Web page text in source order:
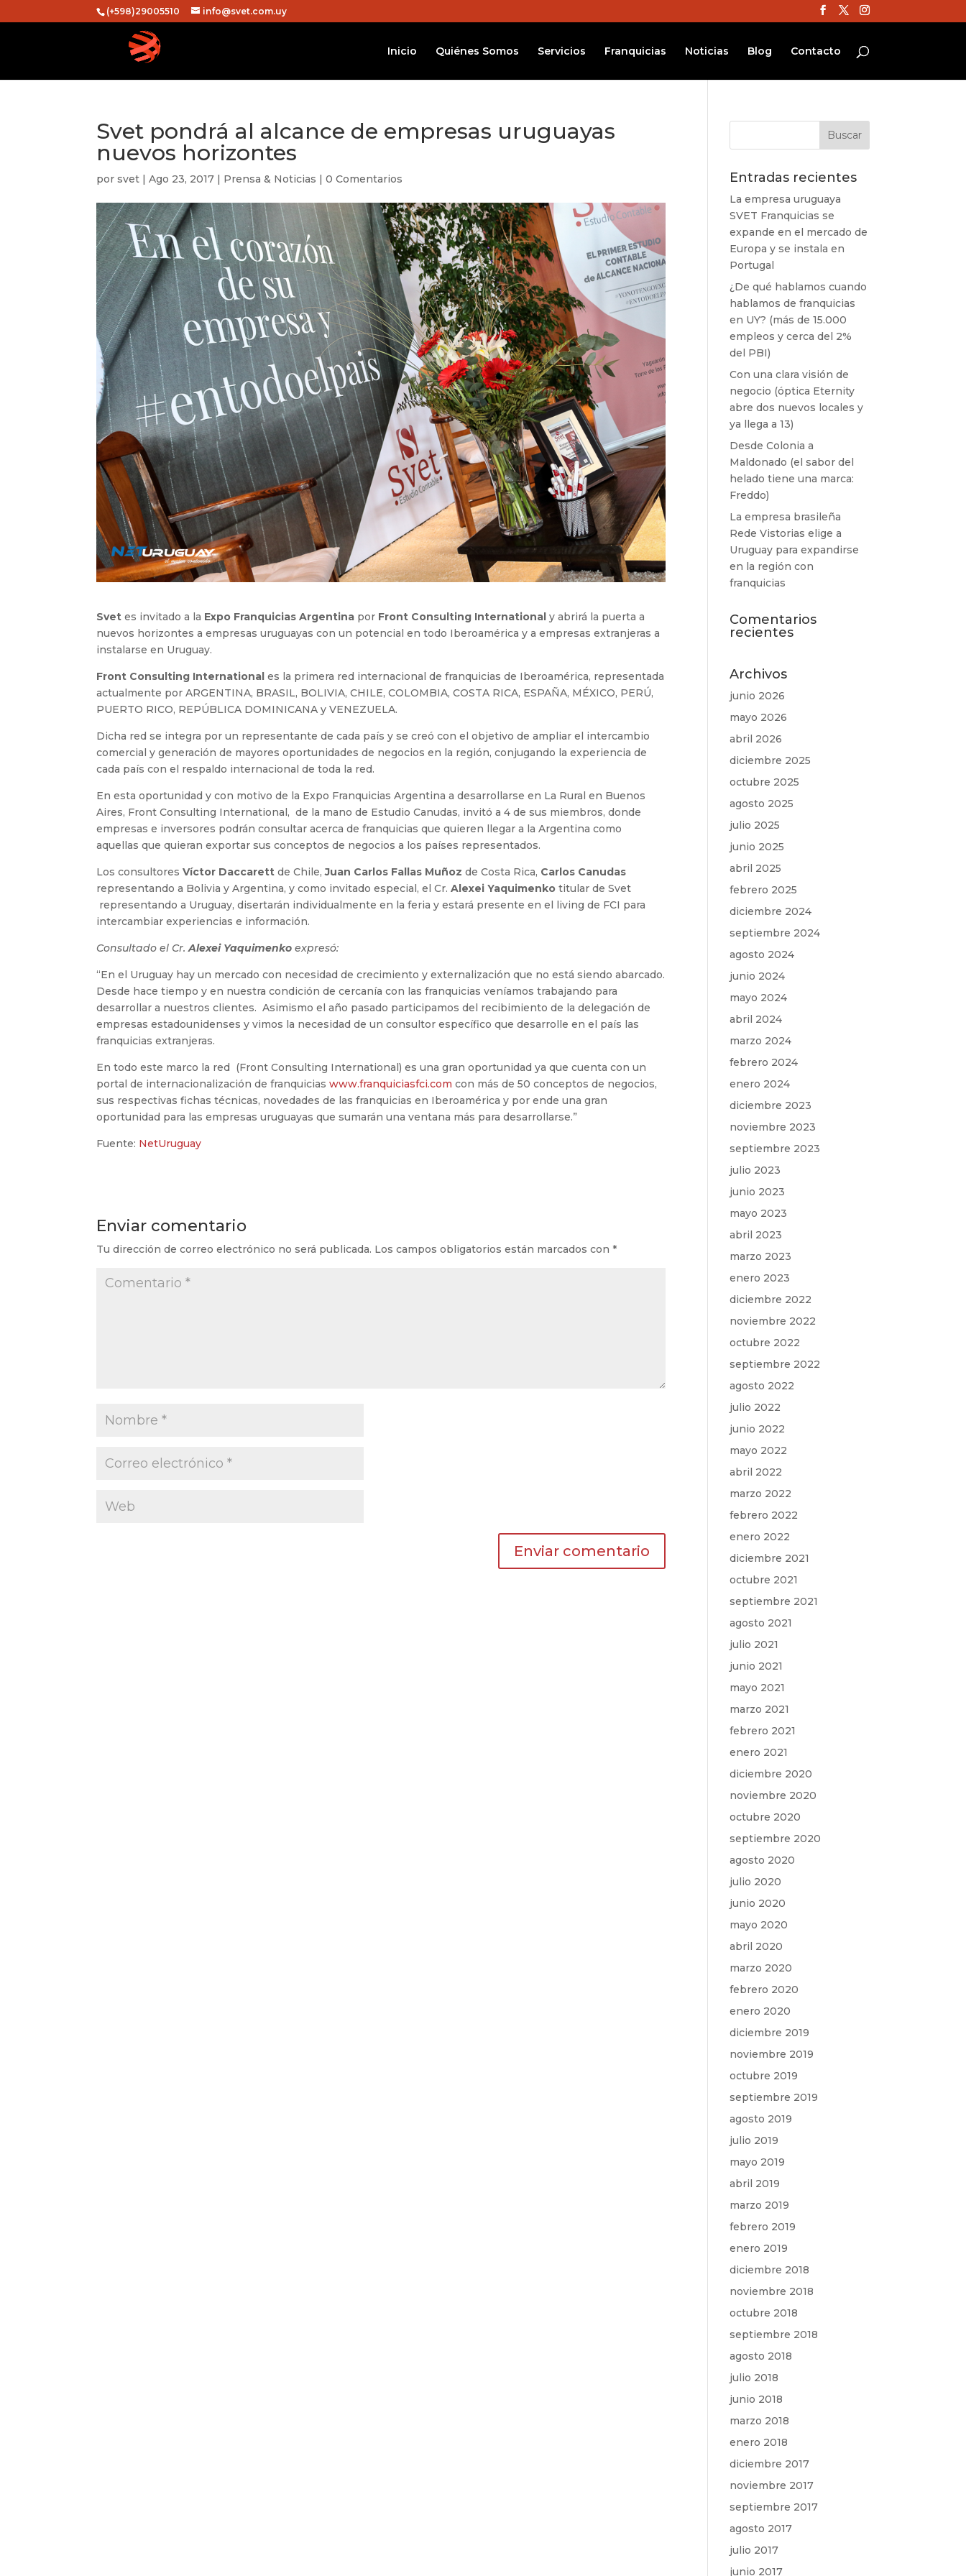
(+598)29005510 info@svet.com.uy
Inicio Quiénes Somos Servicios Franquicias Noticias Blog Contacto
Svet pondrá al alcance de empresas uruguayas
nuevos horizontes
porsvet |Ago 23, 2017 | Prensa & Noticias |0 Comentarios
Svet es invitado a la Expo Franquicias Argentina por Front Consulting International y abrirá la puerta a
nuevos horizontes a empresas uruguayas con un potencial en todo Iberoamérica y a empresas extranjeras a
instalarse en Uruguay.
Front Consulting International es la primera red internacional de franquicias de Iberoamérica, representada
actualmente por ARGENTINA, BRASIL, BOLIVIA, CHILE, COLOMBIA, COSTA RICA, ESPAÑA, MÉXICO, PERÚ,
PUERTO RICO, REPÚBLICA DOMINICANA y VENEZUELA.
Dicha red se integra por un representante de cada país y se creó con el objetivo de ampliar el intercambio
comercial y generación de mayores oportunidades de negocios en la región, conjugando la experiencia de
cada país con el respaldo internacional de toda la red.
En esta oportunidad y con motivo de la Expo Franquicias Argentina a desarrollarse en La Rural en Buenos
Aires, Front Consulting International, de la mano de Estudio Canudas, invitó a 4 de sus miembros, donde
empresas e inversores podrán consultar acerca de franquicias que quieren llegar a la Argentina como
aquellas que quieran exportar sus conceptos de negocios a los países representados.
Los consultoresVíctor Daccarett de Chile,Juan Carlos Fallas Muñoz de Costa Rica, Carlos Canudas
representando a Bolivia y Argentina, y como invitado especial, el Cr.Alexei Yaquimenko titular de Svet
representando a Uruguay, disertarán individualmente en la feria y estará presente en el living de FCI para
intercambiar experiencias e información.
Consultado el Cr.Alexei Yaquimenko expresó:
“En el Uruguay hay un mercado con necesidad de crecimiento y externalización que no está siendo abarcado.
Desde hace tiempo y en nuestra condición de cercanía con las franquicias veníamos trabajando para
desarrollar a nuestros clientes. Asimismo el año pasado participamos del recibimiento de la delegación de
empresas estadounidenses y vimos la necesidad de un consultor específico que desarrolle en el país las
franquicias extranjeras.
En todo este marco la red (Front Consulting International) es una gran oportunidad ya que cuenta con un
portal de internacionalización de franquiciaswww.franquiciasfci.com con más de 50 conceptos de negocios,
sus respectivas fichas técnicas, novedades de las franquicias en Iberoamérica y por ende una gran
oportunidad para las empresas uruguayas que sumarán una ventana más para desarrollarse.”
Fuente: NetUruguay
Enviar comentario
Tu dirección de correo electrónico no será publicada. Los campos obligatorios están marcados con*
Entradas recientes
La empresa uruguaya
SVET Franquicias se
expande en el mercado de
Europa y se instala en
Portugal
¿De qué hablamos cuando
hablamos de franquicias
en UY? (más de 15.000
empleos y cerca del 2%
del PBI)
Con una clara visión de
negocio (óptica Eternity
abre dos nuevos locales y
ya llega a 13)
Desde Colonia a
Maldonado (el sabor del
helado tiene una marca:
Freddo)
La empresa brasileña
Rede Vistorias elige a
Uruguay para expandirse
en la región con
franquicias
Comentarios
recientes
Archivos
junio 2026
mayo 2026
abril 2026
diciembre 2025
octubre 2025
agosto 2025
julio 2025
junio 2025
abril 2025
febrero 2025
diciembre 2024
septiembre 2024
agosto 2024
junio 2024
mayo 2024
abril 2024
marzo 2024
febrero 2024
enero 2024
diciembre 2023
noviembre 2023
septiembre 2023
julio 2023
junio 2023
mayo 2023
abril 2023
marzo 2023
enero 2023
diciembre 2022
noviembre 2022
octubre 2022
septiembre 2022
agosto 2022
julio 2022
junio 2022
mayo 2022
abril 2022
marzo 2022
febrero 2022
enero 2022
diciembre 2021
octubre 2021
septiembre 2021
agosto 2021
julio 2021
junio 2021
mayo 2021
marzo 2021
febrero 2021
enero 2021
diciembre 2020
noviembre 2020
octubre 2020
septiembre 2020
agosto 2020
julio 2020
junio 2020
mayo 2020
abril 2020
marzo 2020
febrero 2020
enero 2020
diciembre 2019
noviembre 2019
octubre 2019
septiembre 2019
agosto 2019
julio 2019
mayo 2019
abril 2019
marzo 2019
febrero 2019
enero 2019
diciembre 2018
noviembre 2018
octubre 2018
septiembre 2018
agosto 2018
julio 2018
junio 2018
marzo 2018
enero 2018
diciembre 2017
noviembre 2017
septiembre 2017
agosto 2017
julio 2017
junio 2017